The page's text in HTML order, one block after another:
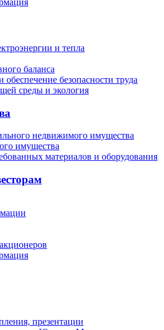
и тепла
баланса
обеспечение безопасности труда
среды и экология
недвижимого имущества
имущества
материалов и оборудования
презентации